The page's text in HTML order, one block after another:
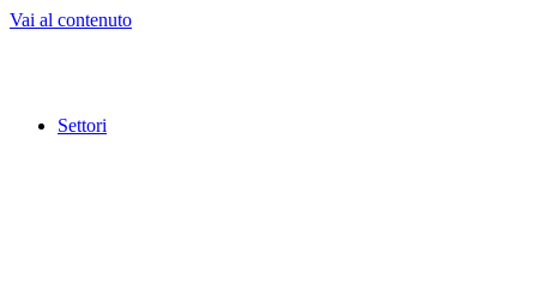
Vai al contenuto
Settori